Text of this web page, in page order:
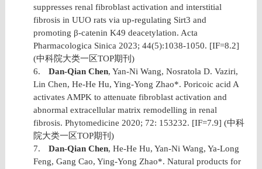
suppresses renal fibroblast activation and interstitial
fibrosis in UUO rats via up-regulating Sirt3 and
promoting β-catenin K49 deacetylation. Acta
Pharmacologica Sinica 2023; 44(5):1038-1050. [IF=8.2]
(中科院大类一区TOP期刊 )
6.
Dan-Qian Chen, Yan-Ni Wang, Nosratola D. Vaziri,
Lin Chen, He-He Hu, Ying-Yong Zhao*. Poricoic acid A
activates AMPK to attenuate fibroblast activation and
abnormal extracellular matrix remodelling in renal
fibrosis. Phytomedicine 2020; 72: 153232. [IF=7.9] (中科
院大类一区TOP期刊 )
7.
Dan-Qian Chen, He-He Hu, Yan-Ni Wang, Ya-Long
Feng, Gang Cao, Ying-Yong Zhao*. Natural products for